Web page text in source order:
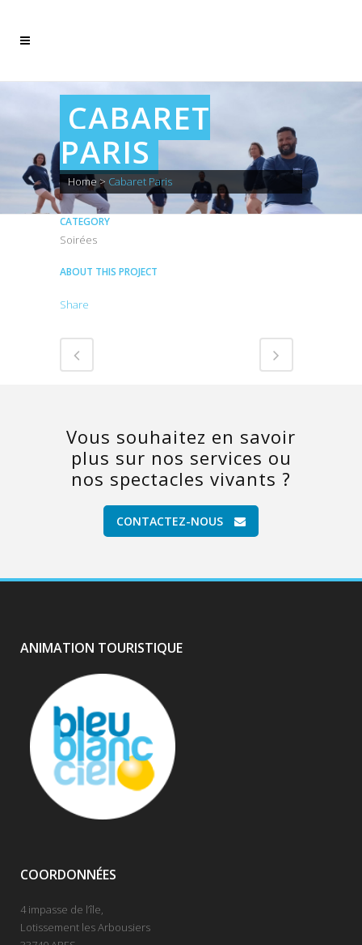
CABARET
PARIS
Home > Cabaret Paris
CATEGORY
Soirées
ABOUT THIS PROJECT
Share
Vous souhaitez en savoir
plus sur nos services ou
nos spectacles vivants ?
CONTACTEZ-NOUS
ANIMATION TOURISTIQUE
COORDONNÉES
4 impasse de l’île,
Lotissement les Arbousiers